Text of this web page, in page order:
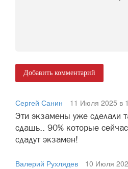
Добавить комментарий
Сергей Санин
11 Июля 2025 в
Эти экзамены уже сделали
сдашь.. 90% которые
сдадут экзамен!
Валерий Рухлядев
10 Июля